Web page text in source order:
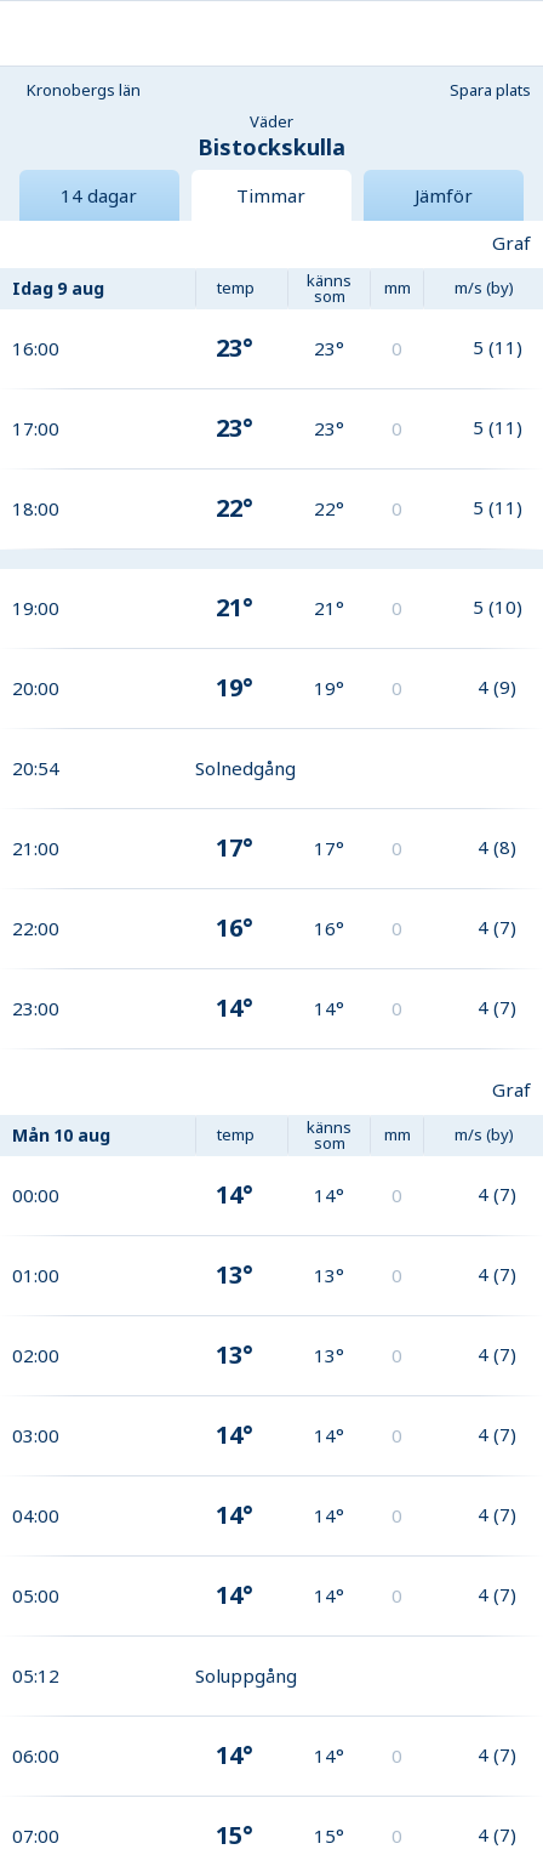
Kronobergs län
Spara plats
Väder
Bistockskulla
14 dagar Timmar
Jämför
Graf
Idag 9 aug temp känns
som mm m/s (by)
16:00 23° 23° 0 5 (11)
17:00 23° 23° 0 5 (11)
18:00 22° 22° 0 5 (11)
19:00 21° 21° 0 5 (10)
20:00 19° 19° 0 4 (9)
20:54 Solnedgång
21:00 17° 17° 0 4 (8)
22:00 16° 16° 0 4 (7)
23:00 14° 14° 0 4 (7)
Graf
Mån 10 aug temp känns
som mm m/s (by)
00:00 14° 14° 0 4 (7)
01:00 13° 13° 0 4 (7)
02:00 13° 13° 0 4 (7)
03:00 14° 14° 0 4 (7)
04:00 14° 14° 0 4 (7)
05:00 14° 14° 0 4 (7)
05:12 Soluppgång
06:00 14° 14° 0 4 (7)
07:00 15° 15° 0 4 (7)